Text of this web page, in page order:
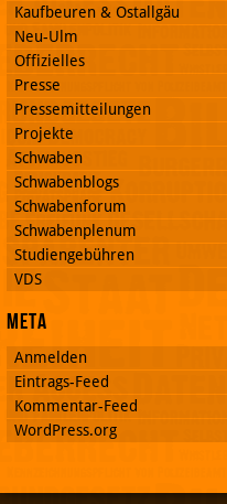
Kaufbeuren & Ostallgäu
Neu-Ulm
Offizielles
Presse
Pressemitteilungen
Projekte
Schwaben
Schwabenblogs
Schwabenforum
Schwabenplenum
Studiengebühren
VDS
Meta
Anmelden
Eintrags-Feed
Kommentar-Feed
WordPress.org